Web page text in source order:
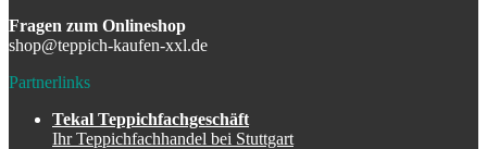
Fragen zum Onlineshop
shop@teppich-kaufen-xxl.de
Partnerlinks
Tekal Teppichfachgeschäft
Ihr Teppichfachhandel bei Stuttgart